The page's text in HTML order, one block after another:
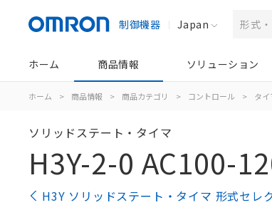
制御機器 Japan
ホーム 商品情報 ソリューション
ホーム > 商品情報 > 商品カテゴリ > コントロール > タ
ソリッドステート・タイマ
H3Y-2-0 AC100-
H3Y ソリッドステート・タイマ 形式セレ